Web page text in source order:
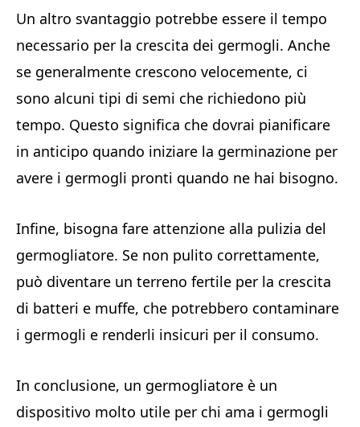
Un altro svantaggio potrebbe essere il tempo
necessario per la crescita dei germogli. Anche
se generalmente crescono velocemente, ci
sono alcuni tipi di semi che richiedono più
tempo. Questo significa che dovrai pianificare
in anticipo quando iniziare la germinazione per
avere i germogli pronti quando ne hai bisogno.
Infine, bisogna fare attenzione alla pulizia del
germogliatore. Se non pulito correttamente,
può diventare un terreno fertile per la crescita
di batteri e muffe, che potrebbero contaminare
i germogli e renderli insicuri per il consumo.
In conclusione, un germogliatore è un
dispositivo molto utile per chi ama i germogli